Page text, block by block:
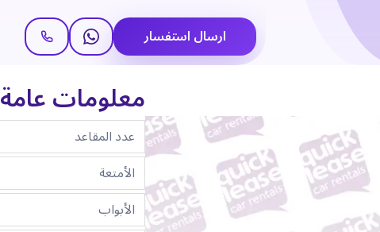
ارسال استفسار
معلومات عامة
عدد المقاعد
الأمتعة
الأبواب